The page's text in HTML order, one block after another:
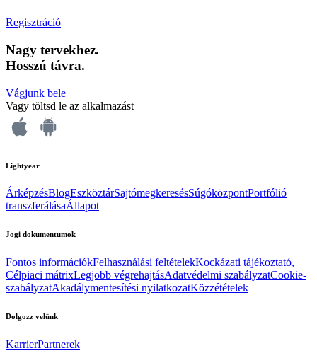
Regisztráció
Nagy tervekhez.
Hosszú távra.
Vágjunk bele
Vagy töltsd le az alkalmazást
Lightyear
ÁrképzésBlogEszköztárSajtómegkeresésSúgóközpontPortfólió
transzferálásaÁllapot
Jogi dokumentumok
Fontos információkFelhasználási feltételekKockázati tájékoztató,
Célpiaci mátrixLegjobb végrehajtásAdatvédelmi szabályzatCookie-
szabályzatAkadálymentesítési nyilatkozatKözzétételek
Dolgozz velünk
KarrierPartnerek